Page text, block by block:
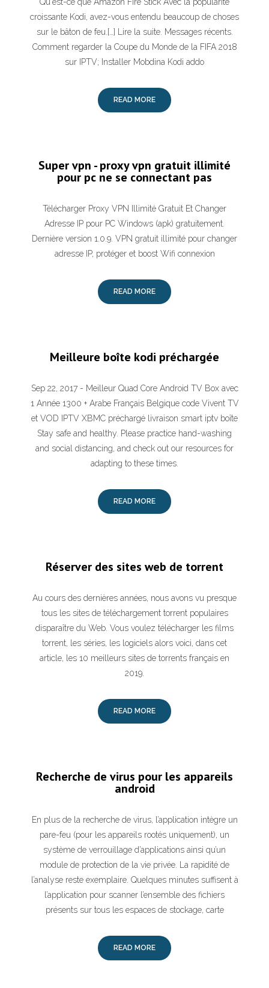
croissante Kodi, avez-vous entendu beaucoup de choses
sur le bâton de feu.[…] Lire la suite. Messages récents.
Comment regarder la Coupe du Monde de la FIFA 2018
sur IPTV; Installer Mobdina Kodi addo
READ MORE
Super vpn - proxy vpn gratuit illimité
pour pc ne se connectant pas
Télécharger Proxy VPN Illimité Gratuit Et Changer
Adresse IP pour PC Windows (apk) gratuitement.
Dernière version 1.0.9. VPN gratuit illimité pour changer
adresse IP, protéger et boost Wifi connexion
READ MORE
Meilleure boîte kodi préchargée
Sep 22, 2017 - Meilleur Quad Core Android TV Box avec
1 Année 1300 + Arabe Français Belgique code Vivent TV
et VOD IPTV XBMC préchargé livraison smart iptv boîte
Stay safe and healthy. Please practice hand-washing
and social distancing, and check out our resources for
adapting to these times.
READ MORE
Réserver des sites web de torrent
Au cours des dernières années, nous avons vu presque
tous les sites de téléchargement torrent populaires
disparaître du Web. Vous voulez télécharger les films
torrent, les séries, les logiciels alors voici, dans cet
article, les 10 meilleurs sites de torrents français en
2019.
READ MORE
Recherche de virus pour les appareils
android
En plus de la recherche de virus, l’application intègre un
pare-feu (pour les appareils rootés uniquement), un
système de verrouillage d’applications ainsi qu’un
module de protection de la vie privée. La rapidité de
l’analyse reste exemplaire. Quelques minutes suffisent à
l’application pour scanner l’ensemble des fichiers
présents sur tous les espaces de stockage, carte
READ MORE